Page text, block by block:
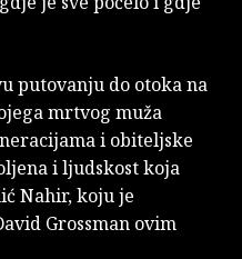
putovanju do otoka na
mrtvog muža
i obiteljske
i ljudskost koja
Nahir, koju je
Grossman ovim